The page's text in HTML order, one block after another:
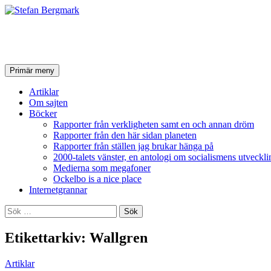
SökPrimär meny Hoppa
till
innehåll
Artiklar
Om sajten
Böcker
Rapporter från verkligheten samt en och annan dröm
Rapporter från den här sidan planeten
Rapporter från ställen jag brukar hänga på
2000-talets vänster, en antologi om socialismens
Medierna som megafoner
Ockelbo is a nice place
Internetgrannar
Sök
efter:
Etikettarkiv: Wallgren
Artiklar